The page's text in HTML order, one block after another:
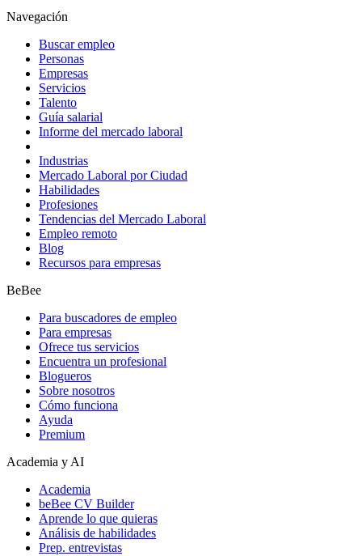
Navegación
Buscar empleo
Personas
Empresas
Servicios
Talento
Guía salarial
Informe del mercado laboral
Industrias
Mercado Laboral por Ciudad
Habilidades
Profesiones
Tendencias del Mercado Laboral
Empleo remoto
Blog
Recursos para empresas
BeBee
Para buscadores de empleo
Para empresas
Ofrece tus servicios
Encuentra un profesional
Blogueros
Sobre nosotros
Cómo funciona
Ayuda
Premium
Academia y AI
Academia
beBee CV Builder
Aprende lo que quieras
Análisis de habilidades
Prep. entrevistas